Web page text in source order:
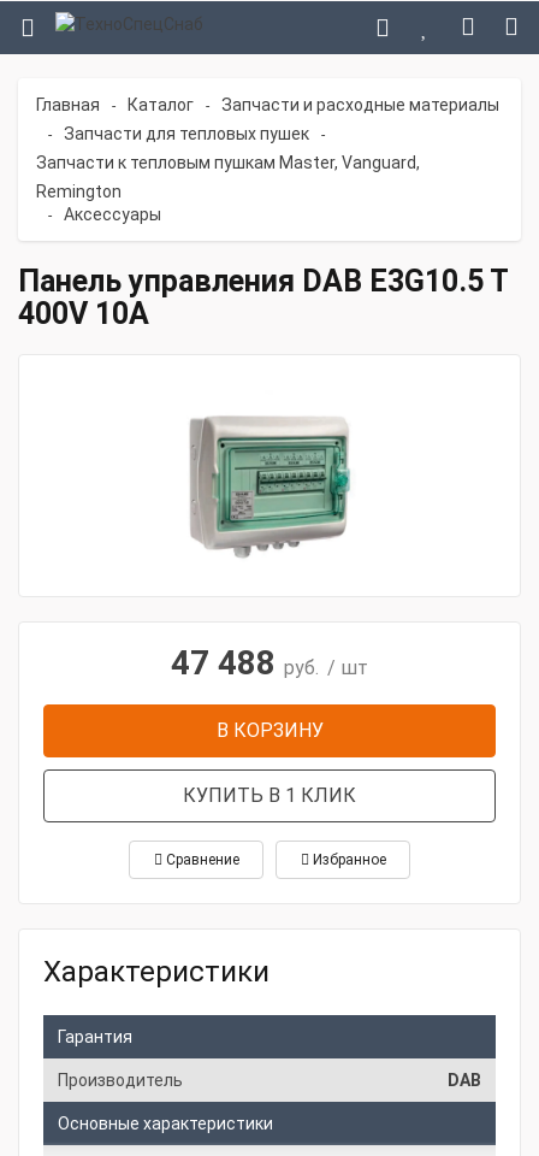
Главная - Каталог - Запчасти и расходные материалы
- Запчасти для тепловых пушек -
Запчасти к тепловым пушкам Master, Vanguard,
Remington
- Аксессуары
Панель управления DAB E3G10.5 T
400V 10A
47 488 руб. / шт
В КОРЗИНУ
КУПИТЬ В 1 КЛИК
Сравнение Избранное
Характеристики
Гарантия
Производитель DAB
Основные характеристики